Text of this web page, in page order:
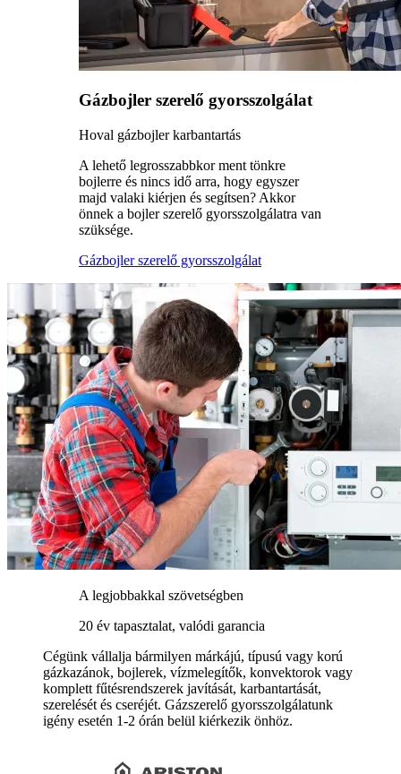
Gázbojler szerelő gyorsszolgálat
Hoval gázbojler karbantartás
A lehető legrosszabbkor ment tönkre
bojlerre és nincs idő arra, hogy egyszer
majd valaki kiérjen és segítsen? Akkor
önnek a bojler szerelő gyorsszolgálatra van
szüksége.
Gázbojler szerelő gyorsszolgálat
A legjobbakkal szövetségben
20 év tapasztalat, valódi garancia
Cégünk vállalja bármilyen márkájú, típusú vagy korú
gázkazánok, bojlerek, vízmelegítők, konvektorok vagy
komplett fűtésrendszerek javítását, karbantartását,
szerelését és cseréjét. Gázszerelő gyorsszolgálatunk
igény esetén 1-2 órán belül kiérkezik önhöz.